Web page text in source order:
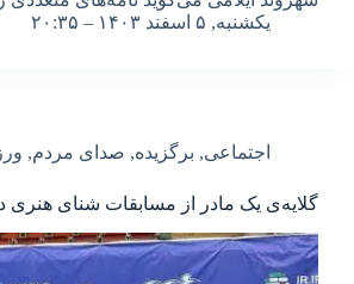
یکشنبه, ۵ اسفند ۱۴۰۳ – ۲۰:۳۵
اجتماعی, برگزیده, صدای مردم,
گلایه‌ی یک مادر از مسابقات شنای هنری